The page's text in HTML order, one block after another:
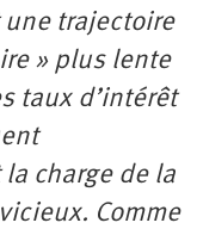
trajectoire
» plus lente
taux d’intérêt
charge de la
Comme